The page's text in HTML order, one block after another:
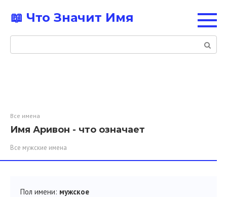
контенту
📖 Что Значит Имя
Поиск:
Все имена
Имя Аривон - что означает
Все мужские имена
Пол имени: мужское